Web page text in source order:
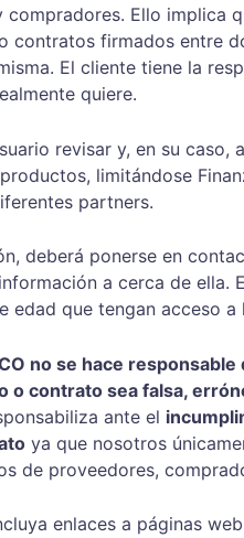
Ello implica
contratos firmados entre
El cliente tiene la
quiere.
revisar y, en su
limitándose
partners.
deberá ponerse en
a cerca de ella.
edad que tengan acceso a
no se hace
o contrato sea falsa,
ante el
ya que nosotros
de proveedores,
enlaces a páginas